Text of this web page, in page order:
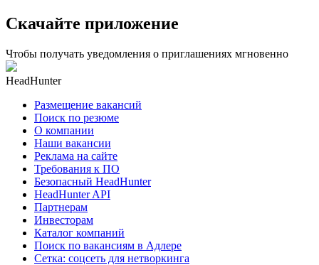
Скачайте приложение
Чтобы получать уведомления о приглашениях мгновенно
HeadHunter
Размещение вакансий
Поиск по резюме
О компании
Наши вакансии
Реклама на сайте
Требования к ПО
Безопасный HeadHunter
HeadHunter API
Партнерам
Инвесторам
Каталог компаний
Поиск по вакансиям в Адлере
Сетка: соцсеть для нетворкинга